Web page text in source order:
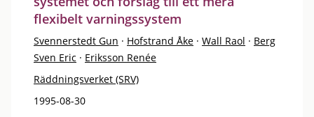
flexibelt varningssystem
Svennerstedt Gun · Hofstrand Åke · Wall Raol · Berg
Sven Eric · Eriksson Renée
Räddningsverket (SRV)
1995-08-30